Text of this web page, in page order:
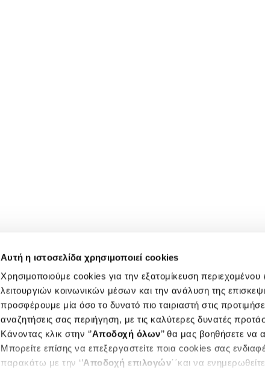
Αυτή η ιστοσελίδα χρησιμοποιεί cookies
Χρησιμοποιούμε cookies για την εξατομίκευση
λειτουργιών κοινωνικών μέσων και την ανάλυση της
προσφέρουμε μία όσο το δυνατό πιο ταιριαστή στις
αναζητήσεις σας περιήγηση, με τις καλύτερες δυνατές
Κάνοντας κλικ στην ‘’Αποδοχή όλων’’ θα μας βοηθήσετε
Μπορείτε επίσης να επεξεργαστείτε ποια cookies σας
παρακάτω με την ‘’Αποδοχή επιλογών΄΄και να